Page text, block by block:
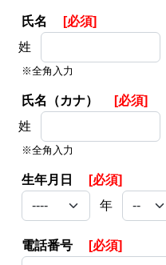
氏名
[必須]
姓
※全角入力
氏名（カナ）
[必須]
姓
※全角入力
生年月日
[必須]
年
電話番号 [必須]